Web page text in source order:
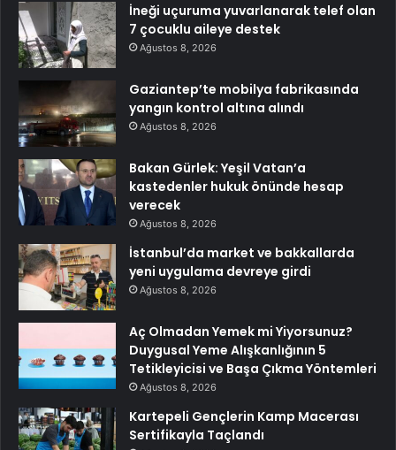
İneği uçuruma yuvarlanarak telef olan
7 çocuklu aileye destek
Ağustos 8, 2026
Gaziantep’te mobilya fabrikasında
yangın kontrol altına alındı
Ağustos 8, 2026
Bakan Gürlek: Yeşil Vatan’a
kastedenler hukuk önünde hesap
verecek
Ağustos 8, 2026
İstanbul’da market ve bakkallarda
yeni uygulama devreye girdi
Ağustos 8, 2026
Aç Olmadan Yemek mi Yiyorsunuz?
Duygusal Yeme Alışkanlığının 5
Tetikleyicisi ve Başa Çıkma Yöntemleri
Ağustos 8, 2026
Kartepeli Gençlerin Kamp Macerası
Sertifikayla Taçlandı